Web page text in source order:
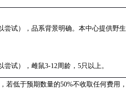
尝试），品系背景明确。本中心提供野生
尝试），雌鼠3-12周龄， 5只以上。
若低于预期数量的50%不收取任何费用，